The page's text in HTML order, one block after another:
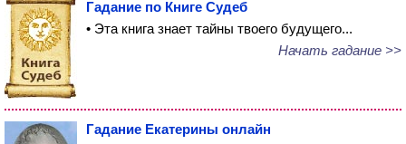
Гадание по Книге Судеб
• Эта книга знает тайны твоего будущего...
Начать гадание >>
Гадание Екатерины онлайн